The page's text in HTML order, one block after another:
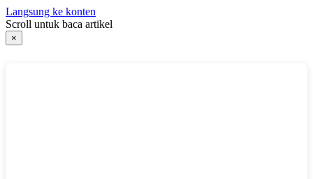
Langsung ke konten
Scroll untuk baca artikel
×